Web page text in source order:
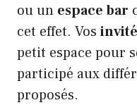
ou un espace bar
cet effet. Vos
petit espace pour
participé aux
proposés.